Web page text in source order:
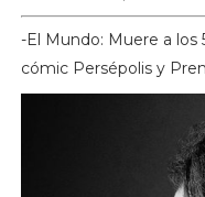
-El Mundo: Muere a los
cómic Persépolis y